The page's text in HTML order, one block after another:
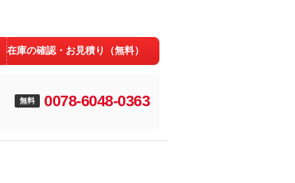
在庫の確認・お見積り（無料）
無料 0078-6048-0363